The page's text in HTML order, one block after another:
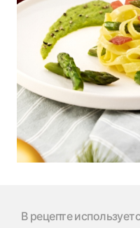
В рецепте